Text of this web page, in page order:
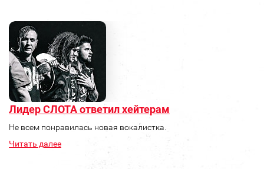
Лидер СЛОТА ответил хейтерам
Не всем понравилась новая вокалистка.
Читать далее